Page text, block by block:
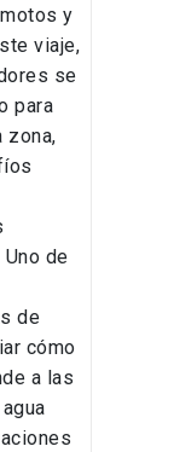
y
viaje,
se
para
zona,
de
de
cómo
a las